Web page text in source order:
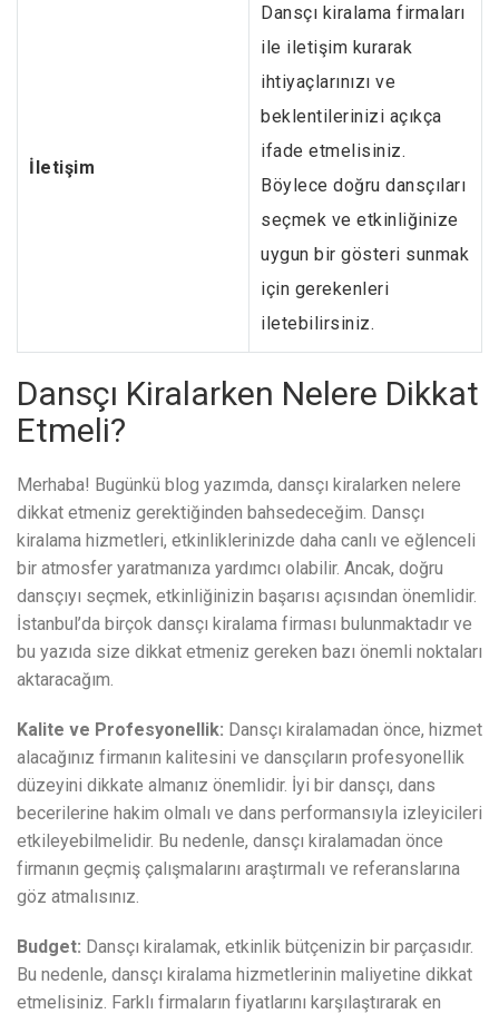
İletişim
Dansçı kiralama firmaları
ile iletişim kurarak
ihtiyaçlarınızı ve
beklentilerinizi açıkça
ifade etmelisiniz.
Böylece doğru dansçıları
seçmek ve etkinliğinize
uygun bir gösteri sunmak
için gerekenleri
iletebilirsiniz.
Dansçı Kiralarken Nelere Dikkat
Etmeli?
Merhaba! Bugünkü blog yazımda, dansçı kiralarken nelere
dikkat etmeniz gerektiğinden bahsedeceğim. Dansçı
kiralama hizmetleri, etkinliklerinizde daha canlı ve eğlenceli
bir atmosfer yaratmanıza yardımcı olabilir. Ancak, doğru
dansçıyı seçmek, etkinliğinizin başarısı açısından önemlidir.
İstanbul’da birçok dansçı kiralama firması bulunmaktadır ve
bu yazıda size dikkat etmeniz gereken bazı önemli noktaları
aktaracağım.
Kalite ve Profesyonellik: Dansçı kiralamadan önce, hizmet
alacağınız firmanın kalitesini ve dansçıların profesyonellik
düzeyini dikkate almanız önemlidir. İyi bir dansçı, dans
becerilerine hakim olmalı ve dans performansıyla izleyicileri
etkileyebilmelidir. Bu nedenle, dansçı kiralamadan önce
firmanın geçmiş çalışmalarını araştırmalı ve referanslarına
göz atmalısınız.
Budget: Dansçı kiralamak, etkinlik bütçenizin bir parçasıdır.
Bu nedenle, dansçı kiralama hizmetlerinin maliyetine dikkat
etmelisiniz. Farklı firmaların fiyatlarını karşılaştırarak en